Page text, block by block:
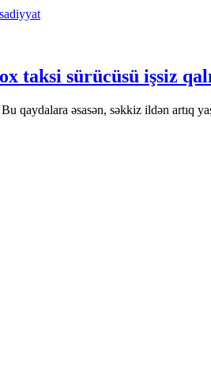
taksi sürücüsü işsiz
əsasən, səkkiz ildən artıq